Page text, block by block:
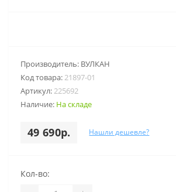
Производитель: ВУЛКАН
Код товара:21897-01
Артикул:225692
Наличие: На складе
49 690р. Нашли дешевле?
Кол-во: